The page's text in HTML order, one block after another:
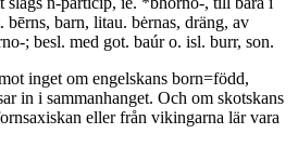
bērns, barn, litau. bėrnas, dräng, av
; besl. med got. baúr o. isl. burr, son.
inget om engelskans born=född,
in i sammanhanget. Och om skotskans
eller från vikingarna lär vara